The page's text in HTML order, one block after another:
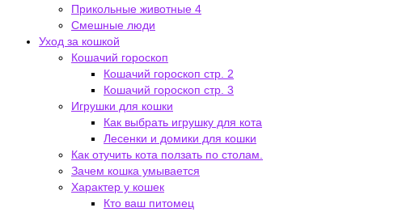
Прикольные животные 4
Смешные люди
Уход за кошкой
Кошачий гороскоп
Кошачий гороскоп стр. 2
Кошачий гороскоп стр. 3
Игрушки для кошки
Как выбрать игрушку для кота
Лесенки и домики для кошки
Как отучить кота ползать по столам.
Зачем кошка умывается
Характер у кошек
Кто ваш питомец